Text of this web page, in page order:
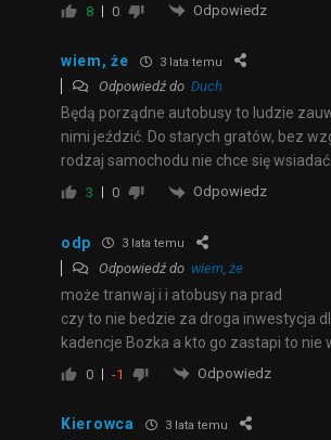
8 0 Odpowiedz
wiem, że 3 lata temu
Odpowiedź do Duch
Będą porządne autobusy to ludzie
nimi jeździć. Do starych gratów, bez
rodzaj samochodu nie chce się wsiadać.
3 0 Odpowiedz
odp 3 lata temu
Odpowiedź do wiem, że
może tranwaj i i atobusy na prad
czy to nie bedzie za droga inwestycja
kadencje Bozka a kto go zastapi to nie
0 -1 Odpowiedz
Kierowca 3 lata temu